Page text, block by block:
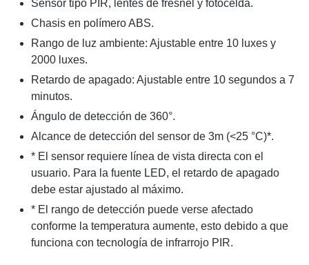
Sensor tipo PIR, lentes de fresnel y fotocelda.
Chasis en polímero ABS.
Rango de luz ambiente: Ajustable entre 10 luxes y
2000 luxes.
Retardo de apagado: Ajustable entre 10 segundos a 7
minutos.
Ángulo de detección de 360°.
Alcance de detección del sensor de 3m (<25 °C)*.
* El sensor requiere línea de vista directa con el
usuario. Para la fuente LED, el retardo de apagado
debe estar ajustado al máximo.
* El rango de detección puede verse afectado
conforme la temperatura aumente, esto debido a que
funciona con tecnología de infrarrojo PIR.